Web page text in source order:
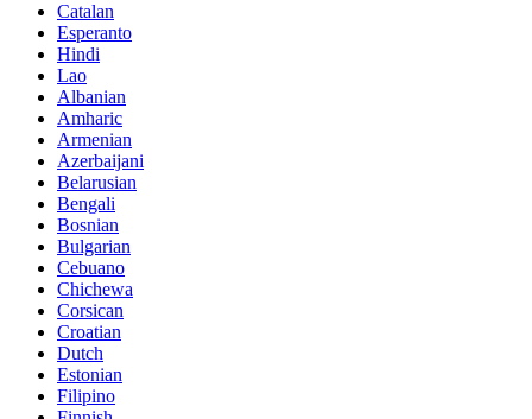
Catalan
Esperanto
Hindi
Lao
Albanian
Amharic
Armenian
Azerbaijani
Belarusian
Bengali
Bosnian
Bulgarian
Cebuano
Chichewa
Corsican
Croatian
Dutch
Estonian
Filipino